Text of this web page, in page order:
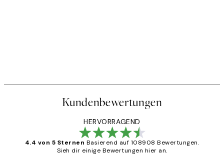
Kundenbewertungen
HERVORRAGEND
4.4 von 5 Sternen Basierend auf 108908 Bewertungen.
Sieh dir einige Bewertungen hier an.